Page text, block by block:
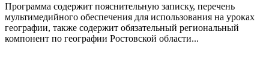
Программа содержит пояснительную записку, перечень
мультимедийного обеспечения для использования на уроках
географии, также содержит обязательный региональный
компонент по географии Ростовской области...